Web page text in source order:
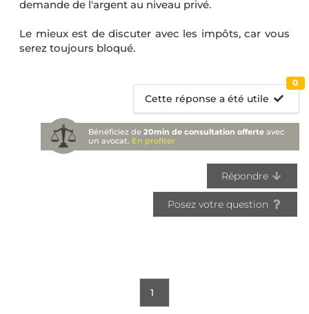
demande de l'argent au niveau privé.
Le mieux est de discuter avec les impôts, car vous
serez toujours bloqué.
Cette réponse a été utile
0
Bénéficiez de20min de consultation offerte avec
un avocat. En profiter
Répondre
Posez votre question
1